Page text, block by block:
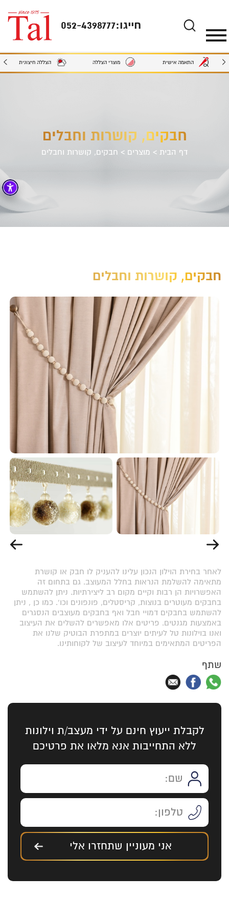
חייגו:052-4398777
התאמה אישית מוצרי הצללה הצללה חיצונית
חבקים, קושרות וחבלים
דף הבית > מוצרים > חבקים, קושרות וחבלים
חבקים, קושרות וחבלים
לאחר בחירת הוילון הנכון עלינו להעניק לו חבק או קושרת
מתאימה להשלמת הנראות בחלל המעוצב. גם בתחום זה
האפשרויות הן רבות וקיים מקום רב ליצירתיות. ניתן להשתמש
בחבקים מעוטרים בנוצות, קריסטלים, פונפונים וכו'. כמו כן , ניתן
להשתמש בחבקים דמויי חבל ואף בחבקים מעוצבים הנסגרים
באמצעות מגנטים. פריטים אלו מאפשרים להשלים את העיצוב
ואנו בוילונות טל לעיתים יוצרים במתפרת הבוטיק שלנו את
הפריטים המתאימים במיוחד לעיצוב של לקוחותינו.
שתף
לקבלת ייעוץ חינם על ידי מעצב/ת וילונות
ללא התחייבות אנא מלאו את פרטיכם
אני מעוניין שתחזרו אלי